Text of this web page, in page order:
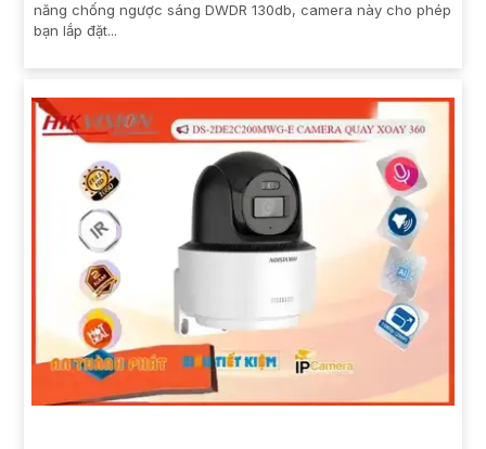
năng chống ngược sáng DWDR 130db, camera này cho phép
bạn lắp đặt...